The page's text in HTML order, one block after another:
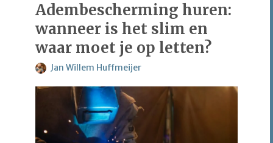
Adembescherming huren:
wanneer is het slim en
waar moet je op letten?
Jan Willem Huffmeijer